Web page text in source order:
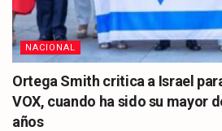
NACIONAL
Ortega Smith critica a Israel
VOX, cuando ha sido su mayor
años